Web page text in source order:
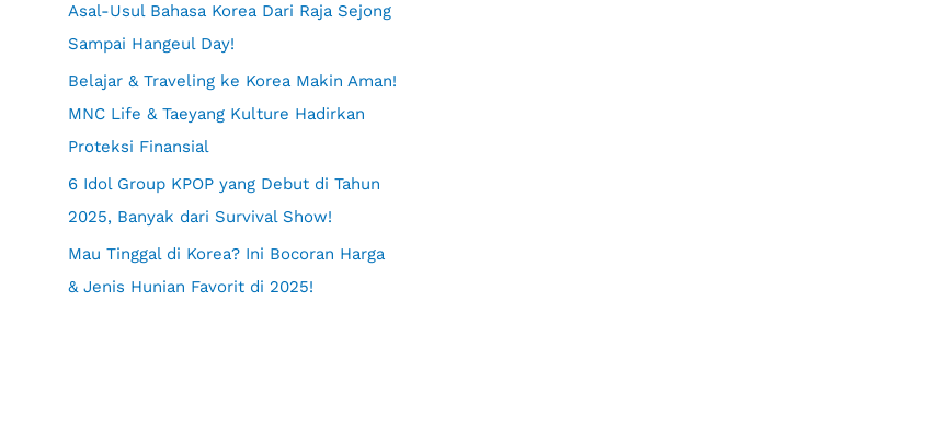
Asal-Usul Bahasa Korea Dari Raja Sejong
Sampai Hangeul Day!
Belajar & Traveling ke Korea Makin Aman!
MNC Life & Taeyang Kulture Hadirkan
Proteksi Finansial
6 Idol Group KPOP yang Debut di Tahun
2025, Banyak dari Survival Show!
Mau Tinggal di Korea? Ini Bocoran Harga
& Jenis Hunian Favorit di 2025!